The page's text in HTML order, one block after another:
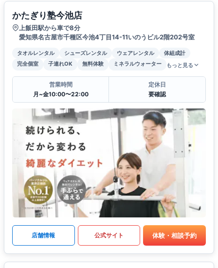
かたぎり塾今池店
上飯田駅から車で8分
愛知県名古屋市千種区今池4丁目14-11いのうビル2階202号室
タオルレンタル シューズレンタル ウェアレンタル
体組成計
完全個室
子連れOK 無料体験 ミネラルウォーター もっと見る
営業時間
月~金10:00〜22:00
定休日
要確認
店舗情報 公式サイト 体験・相談予約